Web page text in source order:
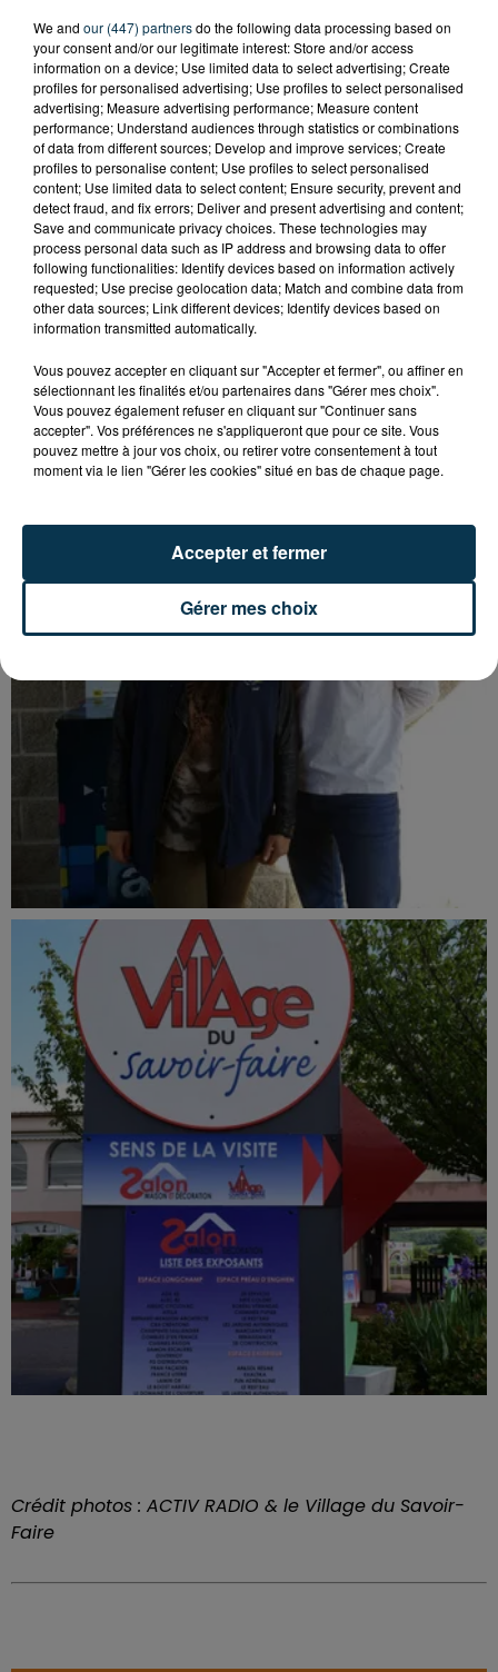
Crédit photos : ACTIV RADIO & le Village du Savoir-
Faire
We and our (447) partnersdo the following data processing based on
your consent and/or our legitimate interest: Store and/or access
information on a device; Use limited data to select advertising; Create
profiles for personalised advertising; Use profiles to select personalised
advertising; Measure advertising performance; Measure content
performance; Understand audiences through statistics or combinations
of data from different sources; Develop and improve services; Create
profiles to personalise content; Use profiles to select personalised
content; Use limited data to select content; Ensure security, prevent and
detect fraud, and fix errors; Deliver and present advertising and content;
Save and communicate privacy choices. These technologies may
process personal data such as IP address and browsing data to offer
following functionalities: Identify devices based on information actively
requested; Use precise geolocation data; Match and combine data from
other data sources; Link different devices; Identify devices based on
information transmitted automatically.
Vous pouvez accepter en cliquant sur "Accepter et fermer", ou affiner en
sélectionnant les finalités et/ou partenaires dans "Gérer mes choix".
Vous pouvez également refuser en cliquant sur "Continuer sans
accepter". Vos préférences ne s'appliqueront que pour ce site. Vous
pouvez mettre à jour vos choix, ou retirer votre consentement à tout
moment via le lien "Gérer les cookies" situé en bas de chaque page.
Gérer mes choix
Accepter et fermer